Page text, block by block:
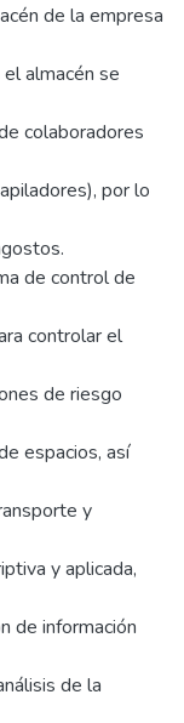
de la empresa
almacén se
colaboradores
por lo
de control de
controlar el
de riesgo
espacios, así
y
y aplicada,
de información
de la